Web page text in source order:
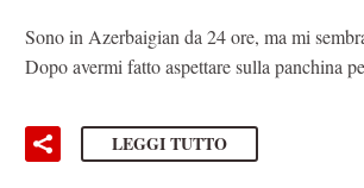
Sono in Azerbaigian da 24 ore, ma mi
Dopo avermi fatto aspettare sulla panchina
LEGGI TUTTO